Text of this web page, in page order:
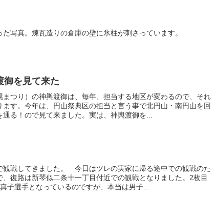
写真。煉瓦造りの倉庫の壁に氷柱が刺さっています。
御を見て来た
つり）の神輿渡御は、毎年、担当する地区が変わるので、それ
す。今年は、円山祭典区の担当と言う事で北円山・南円山を回
る！ので見て来ました。実は、神輿渡御を...
観戦してきました。 今日はツレの実家に帰る途中での観戦のた
復路は新琴似二条十一丁目付近での観戦となりました。2枚目
子選手となっているのですが、本当は男子...